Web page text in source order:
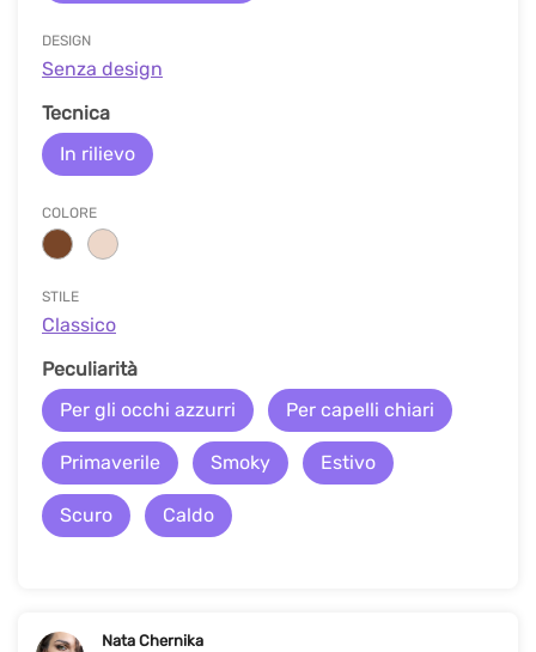
DESIGN
Senza design
Tecnica
In rilievo
COLORE
STILE
Classico
Peculiarità
Per gli occhi azzurri
Per capelli chiari
Primaverile Smoky Estivo
Scuro Caldo
Nata Chernika